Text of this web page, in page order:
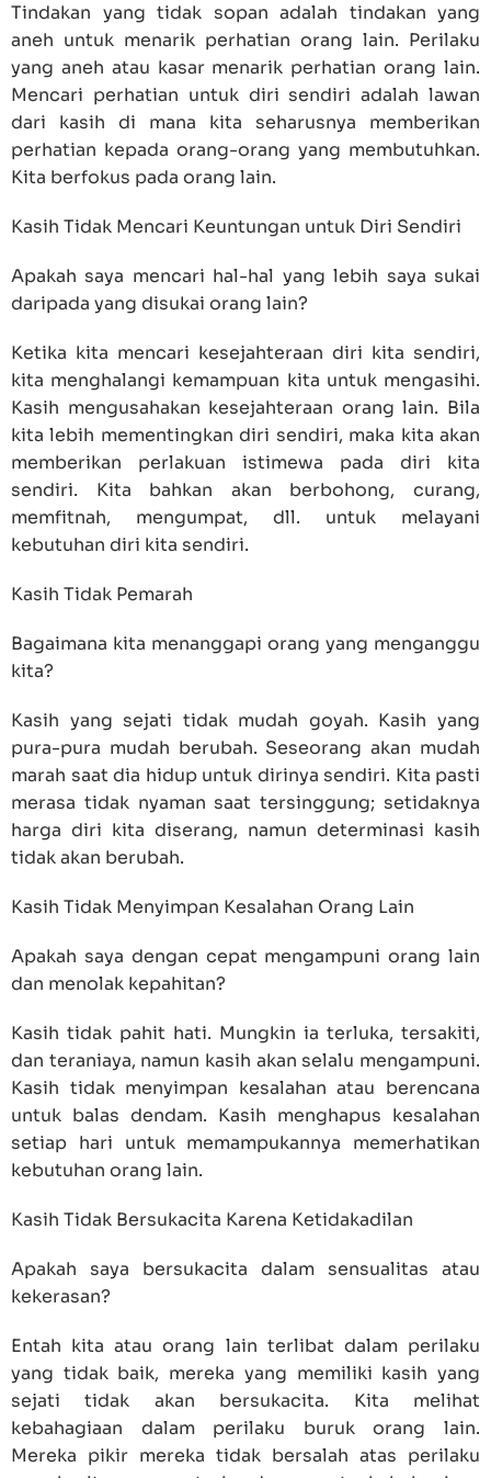
Tindakan yang tidak sopan adalah tindakan yang
aneh untuk menarik perhatian orang lain. Perilaku
yang aneh atau kasar menarik perhatian orang lain.
Mencari perhatian untuk diri sendiri adalah lawan
dari kasih di mana kita seharusnya memberikan
perhatian kepada orang-orang yang membutuhkan.
Kita berfokus pada orang lain.
Kasih Tidak Mencari Keuntungan untuk Diri Sendiri
Apakah saya mencari hal-hal yang lebih saya sukai
daripada yang disukai orang lain?
Ketika kita mencari kesejahteraan diri kita sendiri,
kita menghalangi kemampuan kita untuk mengasihi.
Kasih mengusahakan kesejahteraan orang lain. Bila
kita lebih mementingkan diri sendiri, maka kita akan
memberikan perlakuan istimewa pada diri kita
sendiri. Kita bahkan akan berbohong, curang,
memfitnah, mengumpat, dll. untuk melayani
kebutuhan diri kita sendiri.
Kasih Tidak Pemarah
Bagaimana kita menanggapi orang yang menganggu
kita?
Kasih yang sejati tidak mudah goyah. Kasih yang
pura-pura mudah berubah. Seseorang akan mudah
marah saat dia hidup untuk dirinya sendiri. Kita pasti
merasa tidak nyaman saat tersinggung; setidaknya
harga diri kita diserang, namun determinasi kasih
tidak akan berubah.
Kasih Tidak Menyimpan Kesalahan Orang Lain
Apakah saya dengan cepat mengampuni orang lain
dan menolak kepahitan?
Kasih tidak pahit hati. Mungkin ia terluka, tersakiti,
dan teraniaya, namun kasih akan selalu mengampuni.
Kasih tidak menyimpan kesalahan atau berencana
untuk balas dendam. Kasih menghapus kesalahan
setiap hari untuk memampukannya memerhatikan
kebutuhan orang lain.
Kasih Tidak Bersukacita Karena Ketidakadilan
Apakah saya bersukacita dalam sensualitas atau
kekerasan?
Entah kita atau orang lain terlibat dalam perilaku
yang tidak baik, mereka yang memiliki kasih yang
sejati tidak akan bersukacita. Kita melihat
kebahagiaan dalam perilaku buruk orang lain.
Mereka pikir mereka tidak bersalah atas perilaku